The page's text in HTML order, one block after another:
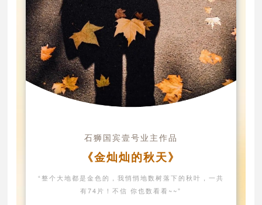
石狮国宾壹号业主作品
《金灿灿的秋天》
“整个大地都是金色的，我悄悄地数树落下的秋叶，一共
有74片！不信 你也数看看~~”